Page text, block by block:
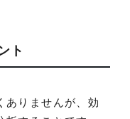
ト
ありませんが、効